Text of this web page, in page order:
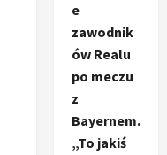
e
zawodnik
ów Realu
po meczu
z
Bayernem.
„To jakiś